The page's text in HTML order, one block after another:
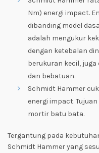
Nm) energi impact.
dibanding model
adalah mengukur
dengan ketebalan
berukuran kecil,
dan bebatuan.
Schmidt Hammer
energi impact.
mortir batu bata.
Tergantung pada
Schmidt Hammer yang